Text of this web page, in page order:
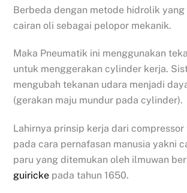
Berbeda dengan metode hidrolik yang
cairan oli sebagai pelopor mekanik.
Maka Pneumatik ini menggunakan
untuk menggerakan cylinder kerja.
mengubah tekanan udara menjadi
(gerakan maju mundur pada cylinder).
Lahirnya prinsip kerja dari
pada cara pernafasan manusia yakni
paru yang ditemukan oleh ilmuwan
guiricke pada tahun 1650.